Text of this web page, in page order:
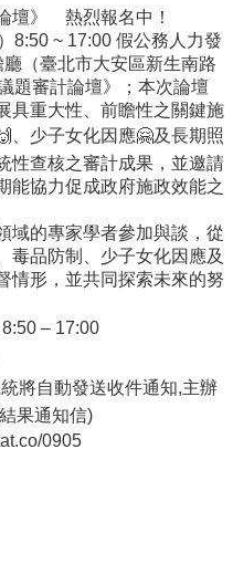
壇》 熱烈報名中！
8:50 ~ 17:00 假公務人力發
（臺北市大安區新生南路
題審計論壇》；本次論壇
具重大性、前瞻性之關鍵施
、少子女化因應🤗及長期照
性查核之審計成果，並邀請
能協力促成政府施政效能之
域的專家學者參加與談，從
毒品防制、少子女化因應及
情形，並共同探索未來的努
– 17:00
將自動發送收件通知,主辦
果通知信)
0905